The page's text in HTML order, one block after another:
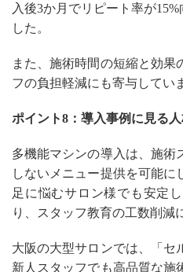
入後3か月でリピート率が
した。
また、施術時間の短縮と効果
フの負担軽減にも寄与してい
ポイント8：導入事例に見る
多機能マシンの導入は、施術
しないメニュー提供を可能に
足に悩むサロン様でも安定
り、スタッフ教育の工数削減
大阪の大型サロンでは、「セ
新人スタッフでも高品質な施